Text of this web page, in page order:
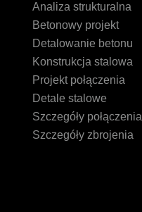
Analiza strukturalna
Betonowy projekt
Detalowanie betonu
Konstrukcja stalowa
Projekt połączenia
Detale stalowe
Szczegóły połączenia
Szczegóły zbrojenia